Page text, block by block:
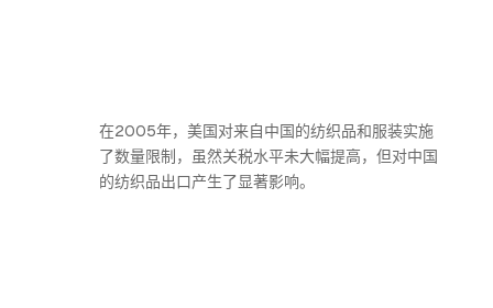
在2005年，美国对来自中国的纺织品和服装实施
了数量限制，虽然关税水平未大幅提高，但对中国
的纺织品出口产生了显著影响。